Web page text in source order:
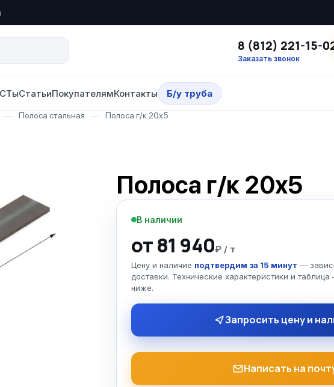
8 (812) 221-15-
Заказать звонок
СтатьиПокупателямКонтакты Б/у труба
— Полоса стальная — Полоса г/к 20х5
Полоса г/к 20х5
В наличии
от 81 940₽ / т
Цену и наличие подтвердим за 15 минут —
доставки. Технические характеристики и
ниже.
Запросить цену и
Написать на